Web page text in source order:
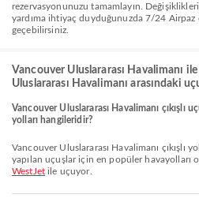
rezervasyonunuzu tamamlayın.
yardıma ihtiyaç duyduğunuzda 7/24 Airpaz
geçebilirsiniz.
Vancouver Uluslararası Havalimanı
Uluslararası Havalimanı arasındaki
Vancouver Uluslararası Havalimanı çıkışlı
yolları hangileridir?
Vancouver Uluslararası Havalimanı çıkışlı yolcuların çoğu, bu havalimanından
yapılan uçuşlar için en popüler havayolları
WestJetile uçuyor.